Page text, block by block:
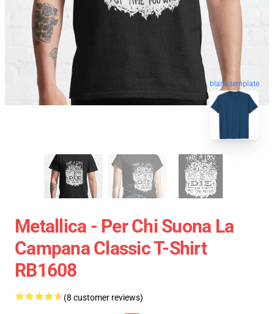
blank template
Metallica - Per Chi Suona La
Campana Classic T-Shirt
RB1608
(8 customer reviews)